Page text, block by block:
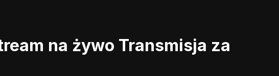
na żywo Transmisja za